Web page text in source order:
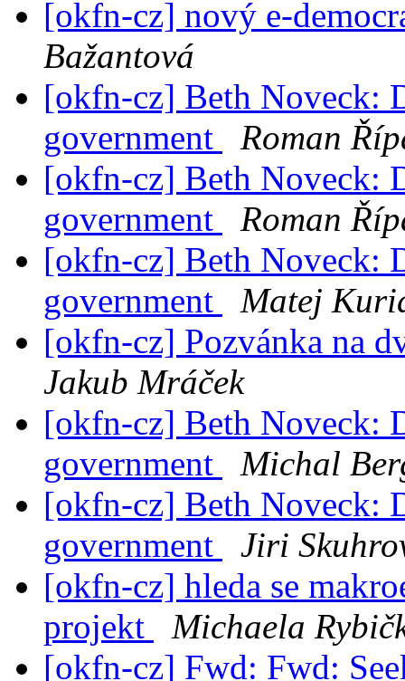
[okfn-cz] nový e-
Bažantová
[okfn-cz] Beth Noveck:
government
Roman
[okfn-cz] Beth Noveck:
government
Roman
[okfn-cz] Beth Noveck:
government
Matej
[okfn-cz] Pozvánka na
Jakub Mráček
[okfn-cz] Beth Noveck:
government
Michal
[okfn-cz] Beth Noveck:
government
Jiri
[okfn-cz] hleda se
projekt
Michaela
[okfn-cz] Fwd: Fwd: